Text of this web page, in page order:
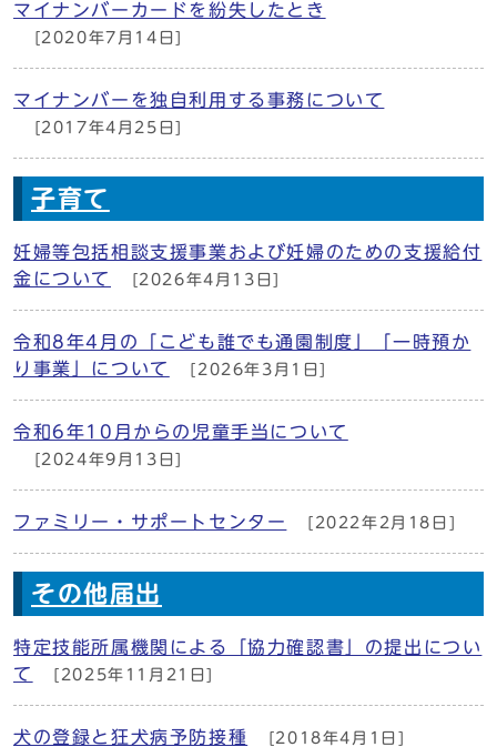
マイナンバーカードを紛失したとき
[2020年7月14日]
マイナンバーを独自利用する事務について
[2017年4月25日]
子育て
妊婦等包括相談支援事業および妊婦のための支援給付
金について
[2026年4月13日]
令和8年4月の「こども誰でも通園制度」「一時預か
り事業」について
[2026年3月1日]
令和6年10月からの児童手当について
[2024年9月13日]
ファミリー・サポートセンター [2022年2月18日]
その他届出
特定技能所属機関による「協力確認書」の提出につい
て
[2025年11月21日]
犬の登録と狂犬病予防接種 [2018年4月1日]